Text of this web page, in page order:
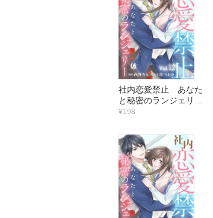
社内恋愛禁止 あなた
と秘密のランジェリー
【短編】12
¥198